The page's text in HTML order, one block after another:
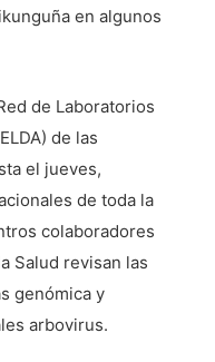
en algunos
de Laboratorios
de las
el jueves,
de toda la
colaboradores
Salud revisan las
genómica y
arbovirus.